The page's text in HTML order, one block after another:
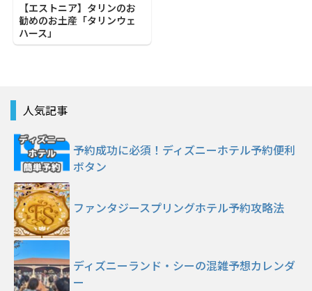
【エストニア】タリンのお
勧めのお土産「タリンウェ
ハース」
人気記事
予約成功に必須！ディズニーホテル予約便利
ボタン
ファンタジースプリングホテル予約攻略法
ディズニーランド・シーの混雑予想カレンダ
ー